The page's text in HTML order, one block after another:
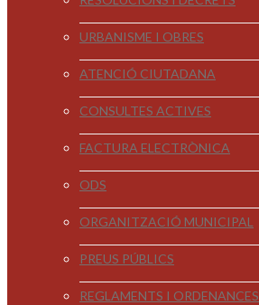
URBANISME I OBRES
ATENCIÓ CIUTADANA
CONSULTES ACTIVES
FACTURA ELECTRÒNICA
ODS
ORGANITZACIÓ MUNICIPAL
PREUS PÚBLICS
REGLAMENTS I ORDENANCES